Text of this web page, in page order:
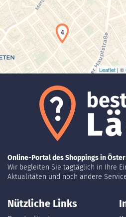
4
Leaflet | ©
Online-Portal des Shoppings in
Wir begleiten Sie tagtäglich in Ihre
Aktualitäten und noch andere
Nützliche Links